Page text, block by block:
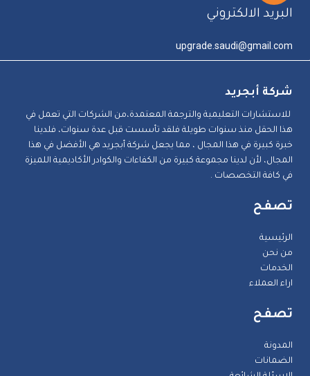
البريد الالكتروني
upgrade.saudi@gmail.com
شركة أبجريد
للاستشارات التعليمية والترجمة المعتمدة،من الشركات التي تعمل في
هذا الحقل منذ سنوات طويلة فلقد تأسست قبل عدة سنوات، فلدينا
خبرة كبيرة في هذا المجال ، مما يجعل شركة أبجريد هي الأفضل في هذا
المجال، لأن لدينا مجموعة كبيرة من الكفاءات والكوادر الأكاديمية اللميزة
في كافة التخصصات .
تصفح
الرئيسية
من نحن
الخدمات
اراء العملاء
تصفح
المدونة
الضمانات